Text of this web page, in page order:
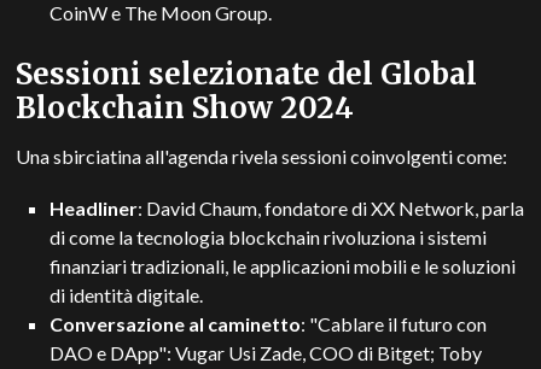
CoinW e The Moon Group.
Sessioni selezionate del Global
Blockchain Show 2024
Una sbirciatina all'agenda rivela sessioni coinvolgenti come:
Headliner: David Chaum, fondatore di XX Network, parla
di come la tecnologia blockchain rivoluziona i sistemi
finanziari tradizionali, le applicazioni mobili e le soluzioni
di identità digitale.
Conversazione al caminetto: "Cablare il futuro con
DAO e DApp": Vugar Usi Zade, COO di Bitget; Toby